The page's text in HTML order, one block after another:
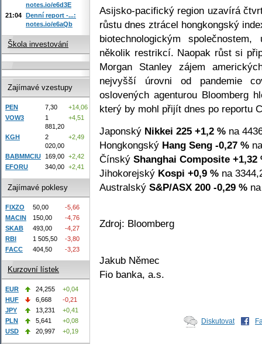
Asijsko-pacifický region uzavírá
růstu dnes ztrácel hongkongský
biotechnologickým
několik restrikcí. Naopak růst si
Morgan Stanley zájem
nejvyšší úrovni od pandemie
oslovených agenturou Bloomberg
který by mohl přijít dnes po reportu
Japonský Nikkei 225 +1,2 % na
Hongkongský Hang Seng -0,27 %
Čínský Shanghai Composite +1,32
Jihokorejský Kospi +0,9 % na
Australský S&P/ASX 200 -0,29 %
Zdroj: Bloomberg
Jakub Němec
Fio banka, a.s.
Diskutovat
notes.io/e6d3E
21:04 Denní report -...:
notes.io/e6aQb
Škola investování
Zajímavé vzestupy
PEN 7,30
+14,06
VOW3
1
881,20
+4,51
KGH
2
020,00
+2,49
BABMMCIU 169,00 +2,42
EFORU
340,00 +2,41
Zajímavé poklesy
FIXZO 50,00
-5,66
MACIN
150,00
-4,76
SKAB
493,00
-4,27
RBI
1 505,50
-3,80
FACC
404,50 -3,23
Kurzovní lístek
EUR 24,255
+0,04
HUF
6,668
-0,21
JPY
13,231
+0,41
PLN
5,641
+0,08
USD
20,997 +0,19